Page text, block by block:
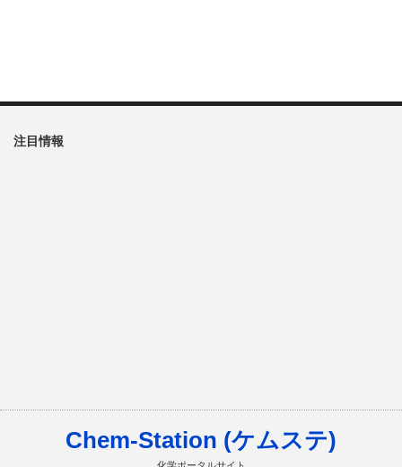
注目情報
Chem-Station (ケムステ)